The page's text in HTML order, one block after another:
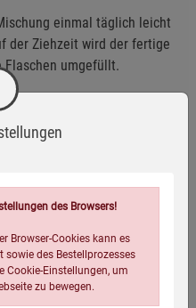
einmal täglich leicht
der Ziehzeit wird der fertige
Flaschen umgefüllt.
4054239014686
100 g + 0,7 l
1100 Gramm
des Browsers!
Browser-Cookies kann es
sowie des Bestellprozesses
Cookie-Einstellungen, um
zu bewegen.